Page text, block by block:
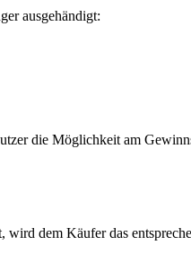
ausgehändigt:
die Möglichkeit am
dem Käufer das